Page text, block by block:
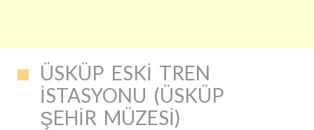
ÜSKÜP ESKI TREN
İSTASYONU (ÜSKÜP
ŞEHIR MÜZESI)